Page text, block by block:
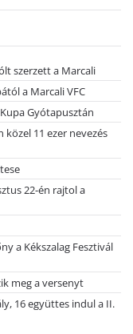
szerzett a Marcali
a Marcali VFC
Gyótapusztán
közel 11 ezer nevezés
22-én rajtol a
a Kékszalag Fesztivál
meg a versenyt
16 együttes indul a II.